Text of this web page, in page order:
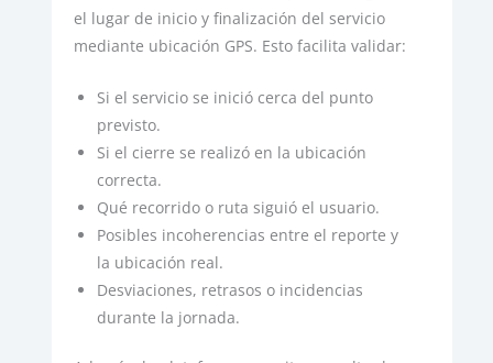
el lugar de inicio y finalización del servicio
mediante ubicación GPS. Esto facilita validar:
Si el servicio se inició cerca del punto
previsto.
Si el cierre se realizó en la ubicación
correcta.
Qué recorrido o ruta siguió el usuario.
Posibles incoherencias entre el reporte y
la ubicación real.
Desviaciones, retrasos o incidencias
durante la jornada.